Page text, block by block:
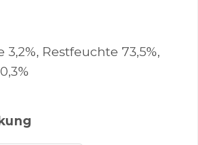
Restfeuchte 73,5%,